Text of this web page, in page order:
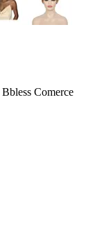
Bbless Comerce